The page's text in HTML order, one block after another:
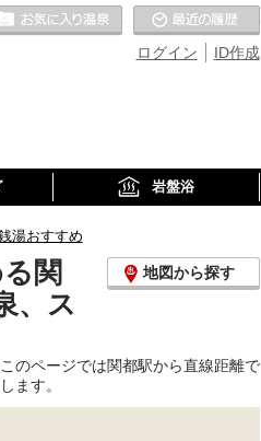
ID作成
ログイン
お気に入りの温泉
岩盤浴
湯おすすめ
関
、ス
地図から探す
のページでは関都駅から直線距離で
ます。